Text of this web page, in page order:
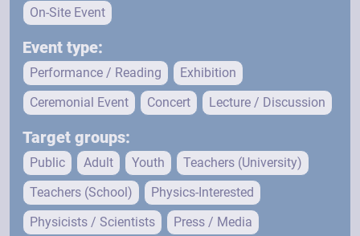
On-Site Event
Event type:
Performance / Reading
Exhibition
Ceremonial Event
Concert Lecture / Discussion
Target groups:
Public Adult Youth
Teachers (University)
Teachers (School)
Physics-Interested
Physicists / Scientists
Press / Media